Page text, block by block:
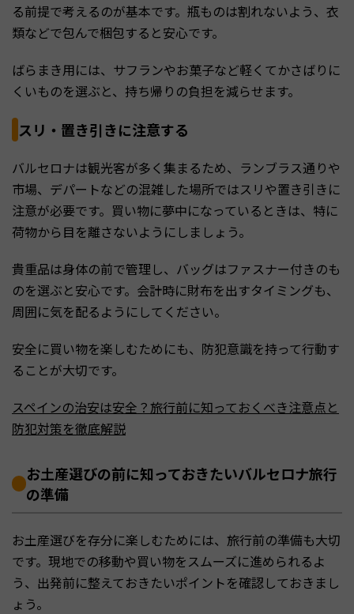
る前提で考えるのが基本です。瓶ものは割れないよう、衣
類などで包んで梱包すると安心です。
ばらまき用には、サフランやお菓子など軽くてかさばりに
くいものを選ぶと、持ち帰りの負担を減らせます。
スリ・置き引きに注意する
バルセロナは観光客が多く集まるため、ランブラス通りや
市場、デパートなどの混雑した場所ではスリや置き引きに
注意が必要です。買い物に夢中になっているときは、特に
荷物から目を離さないようにしましょう。
貴重品は身体の前で管理し、バッグはファスナー付きのも
のを選ぶと安心です。会計時に財布を出すタイミングも、
周囲に気を配るようにしてください。
安全に買い物を楽しむためにも、防犯意識を持って行動す
ることが大切です。
スペインの治安は安全？旅行前に知っておくべき注意点と
防犯対策を徹底解説
お土産選びの前に知っておきたいバルセロナ旅行
の準備
お土産選びを存分に楽しむためには、旅行前の準備も大切
です。現地での移動や買い物をスムーズに進められるよ
う、出発前に整えておきたいポイントを確認しておきまし
ょう。